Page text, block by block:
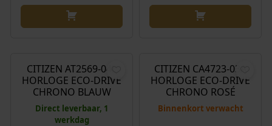
CITIZEN AT2569-04L
HORLOGE ECO-DRIVE
CHRONO BLAUW
Direct leverbaar, 1
werkdag
CITIZEN CA4723-03A
HORLOGE ECO-DRIVE
CHRONO ROSÉ
Binnenkort verwacht